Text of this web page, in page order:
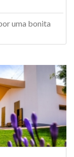
uma bonita